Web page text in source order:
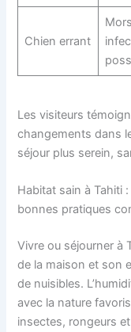
Chien errant
Les visiteurs
changements dans
séjour plus serein,
Habitat sain à Tahiti
bonnes pratiques
Vivre ou séjourner à
de la maison et son
de nuisibles.
avec la nature
insectes, rongeurs